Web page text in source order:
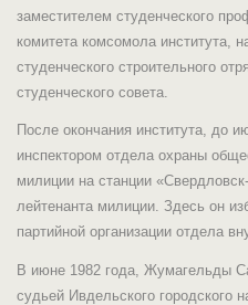
заместителем студенческого
комитета комсомола института,
студенческого строительного
студенческого совета.
После окончания института, до
инспектором отдела охраны
милиции на станции
лейтенанта милиции. Здесь он
партийной организации отдела
В июне 1982 года, Жумагельды
судьей Ивдельского городского